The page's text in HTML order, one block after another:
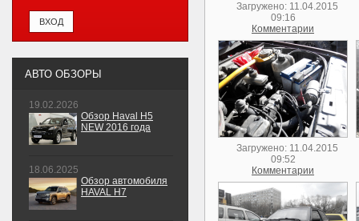
Загружено: 11.04.2015
09:16
Комментарии
Загружено: 11.04.2015
09:52
Комментарии
АВТО ОБЗОРЫ
19.02.2026
Обзор Haval H5
NEW 2016 года
18.06.2025
Обзор автомобиля
HAVAL H7